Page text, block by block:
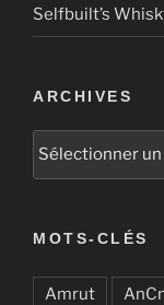
Selfbuilt’s
ARCHIVES
Archives
MOTS-CLÉS
Amrut